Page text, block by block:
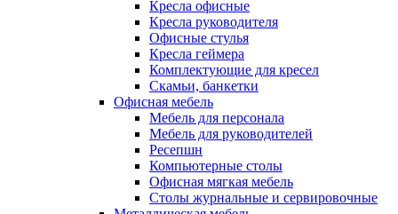
Кресла офисные
Кресла руководителя
Офисные стулья
Кресла геймера
Комплектующие для кресел
Скамьи, банкетки
Офисная мебель
Мебель для персонала
Мебель для руководителей
Ресепшн
Компьютерные столы
Офисная мягкая мебель
Столы журнальные и сервировочные